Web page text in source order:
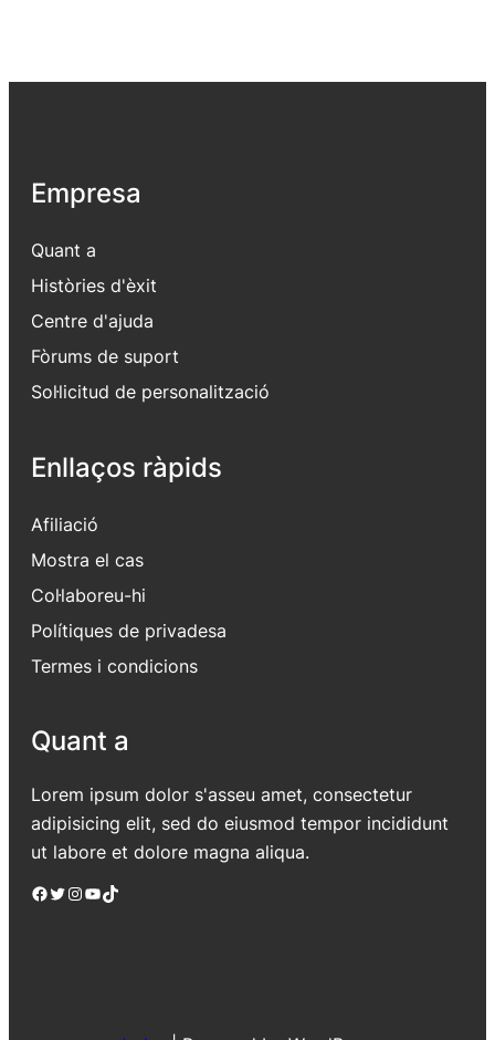
Empresa
Quant a
Històries d'èxit
Centre d'ajuda
Fòrums de suport
Sol·licitud de personalització
Enllaços ràpids
Afiliació
Mostra el cas
Col·laboreu-hi
Polítiques de privadesa
Termes i condicions
Quant a
Lorem ipsum dolor s'asseu amet, consectetur
adipisicing elit, sed do eiusmod tempor incididunt
ut labore et dolore magna aliqua.
Facebook Twitter Instagram YouTube TikTok